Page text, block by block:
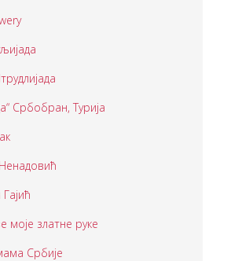
Србобран, Турија
моје златне руке
Србије